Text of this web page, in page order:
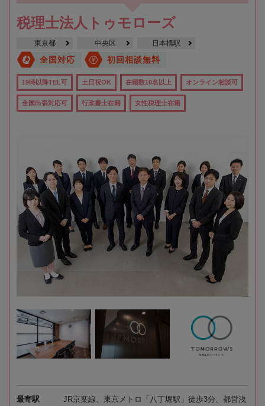
税理士法人トゥモローズ
東京都 中央区 日本橋駅
全国対応 初回相談無料
19時以降TEL可 土日祝OK 在籍数10名以上 オンライン相談可
全国出張対応可 行政書士在籍 女性税理士在籍
最寄駅
JR京葉線、東京メトロ「八丁堀駅」徒歩3分、都営浅